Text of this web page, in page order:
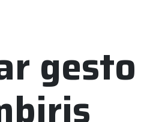
gesto